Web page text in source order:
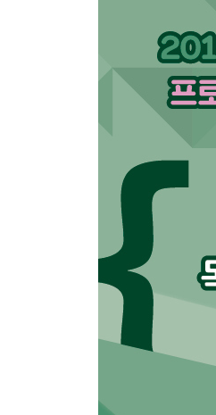
if/else 문 ...... 30
범위 ...... 42
when 표현식 ...... 43
문자열 템플릿 ......
챌린지: 범위에 관
챌린지: 아우라 관
챌린지: 구성 가능
CHAPTER 4 함수 51
기존 코드를 함수로
함수의 구조 ...... 54
함수 호출하기 ......
함수들로 리팩터링
우리의 함수 작성하